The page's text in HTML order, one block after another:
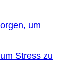
Stress zu